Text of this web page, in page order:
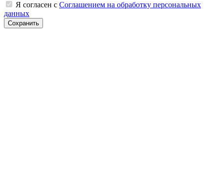
Я согласен с Соглашением на обработку персональных
данных